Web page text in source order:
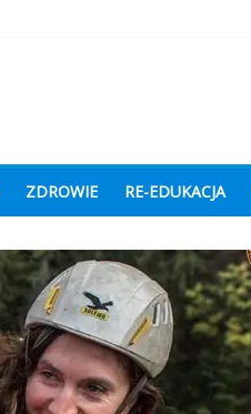
ZDROWIE RE-EDUKACJA